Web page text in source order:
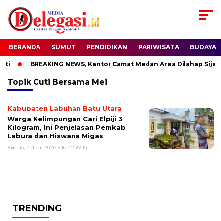
BERANDA SUMUT PENDIDIKAN PARIWISATA BUDAYA
BREAKING NEWS, Kantor Camat Medan Area Dilahap
Topik Cuti Bersama Mei
Kabupaten Labuhan Batu Utara
Warga Kelimpungan Cari Elpiji 3
Kilogram, Ini Penjelasan Pemkab
Labura dan Hiswana Migas
Kamis, 4 Juni 2026 - 16:42 WIB
TRENDING